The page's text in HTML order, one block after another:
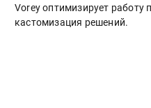
Vorey оптимизирует работу
кастомизация решений.